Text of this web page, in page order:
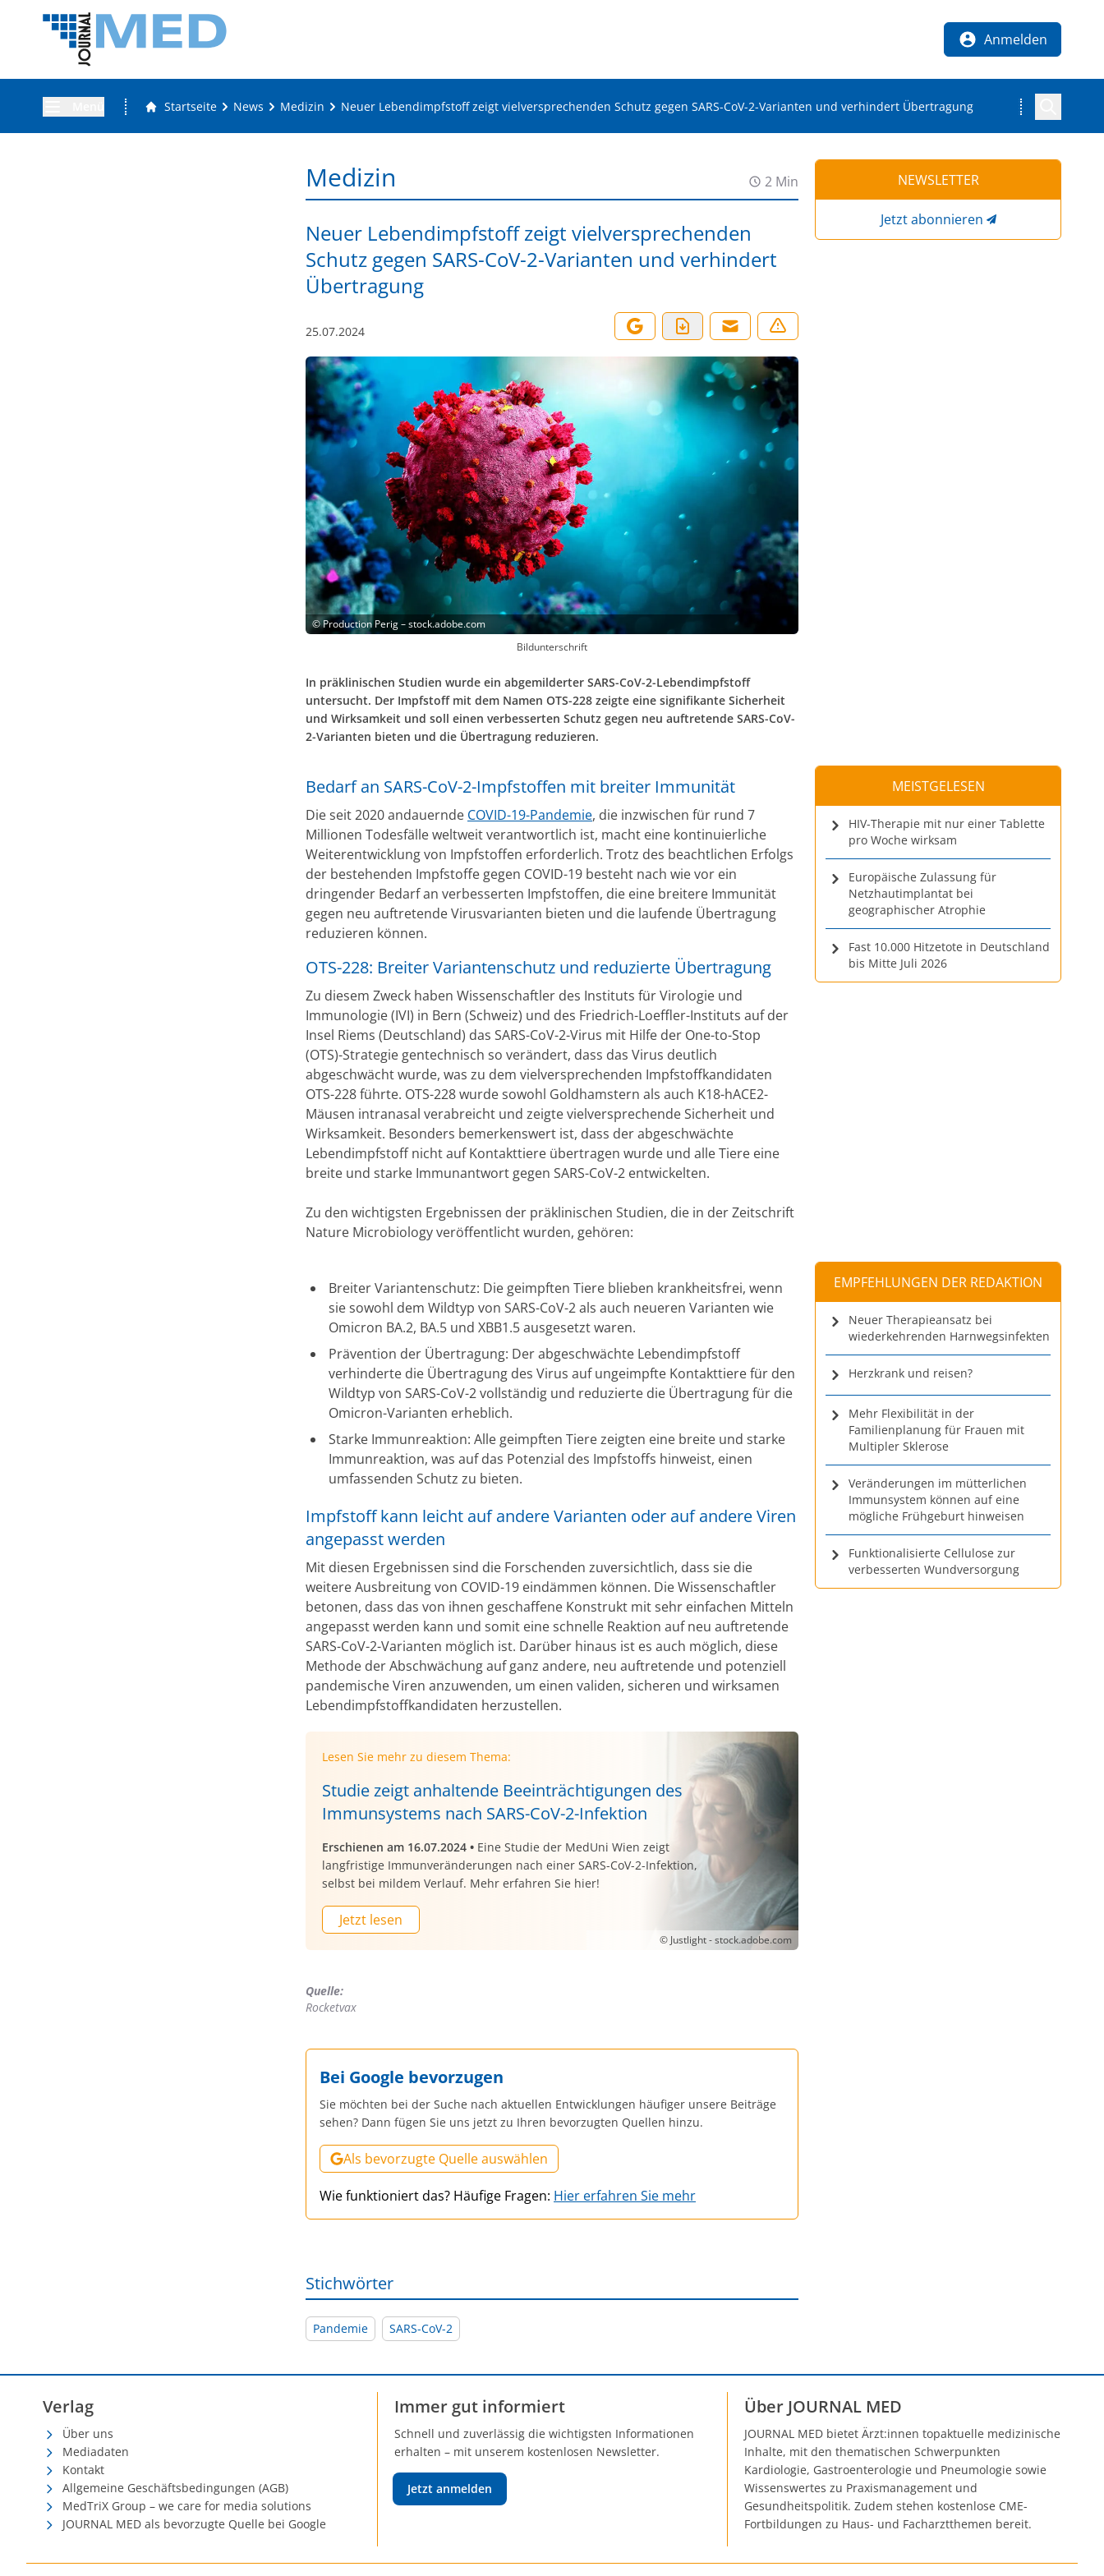
Anmelden
Startseite News Medizin Neuer Lebendimpfstoff zeigt vielversprechenden Schutz gegen SARS-CoV-2-Varianten und verhindert Übertragung
Medizin 2 Min
Neuer Lebendimpfstoff zeigt vielversprechenden
Schutz gegen SARS-CoV-2-Varianten und verhindert
Übertragung
25.07.2024
©Production Perig – stock.adobe.com
Bildunterschrift
In präklinischen Studien wurde ein abgemilderter SARS-CoV-2-Lebendimpfstoff
untersucht. Der Impfstoff mit dem Namen OTS-228 zeigte eine signifikante Sicherheit
und Wirksamkeit und soll einen verbesserten Schutz gegen neu auftretende SARS-CoV-
2-Varianten bieten und die Übertragung reduzieren.
Bedarf an SARS-CoV-2-Impfstoffen mit breiter Immunität
Die seit 2020 andauernde COVID-19-Pandemie, die inzwischen für rund 7
Millionen Todesfälle weltweit verantwortlich ist, macht eine kontinuierliche
Weiterentwicklung von Impfstoffen erforderlich. Trotz des beachtlichen Erfolgs
der bestehenden Impfstoffe gegen COVID-19 besteht nach wie vor ein
dringender Bedarf an verbesserten Impfstoffen, die eine breitere Immunität
gegen neu auftretende Virusvarianten bieten und die laufende Übertragung
reduzieren können.
OTS-228: Breiter Variantenschutz und reduzierte Übertragung
Zu diesem Zweck haben Wissenschaftler des Instituts für Virologie und
Immunologie (IVI) in Bern (Schweiz) und des Friedrich-Loeffler-Instituts auf der
Insel Riems (Deutschland) das SARS-CoV-2-Virus mit Hilfe der One-to-Stop
(OTS)-Strategie gentechnisch so verändert, dass das Virus deutlich
abgeschwächt wurde, was zu dem vielversprechenden Impfstoffkandidaten
OTS-228 führte. OTS-228 wurde sowohl Goldhamstern als auch K18-hACE2-
Mäusen intranasal verabreicht und zeigte vielversprechende Sicherheit und
Wirksamkeit. Besonders bemerkenswert ist, dass der abgeschwächte
Lebendimpfstoff nicht auf Kontakttiere übertragen wurde und alle Tiere eine
breite und starke Immunantwort gegen SARS-CoV-2 entwickelten.
Zu den wichtigsten Ergebnissen der präklinischen Studien, die in der Zeitschrift
Nature Microbiology veröffentlicht wurden, gehören:
Breiter Variantenschutz: Die geimpften Tiere blieben krankheitsfrei, wenn
sie sowohl dem Wildtyp von SARS-CoV-2 als auch neueren Varianten wie
Omicron BA.2, BA.5 und XBB1.5 ausgesetzt waren.
Prävention der Übertragung: Der abgeschwächte Lebendimpfstoff
verhinderte die Übertragung des Virus auf ungeimpfte Kontakttiere für den
Wildtyp von SARS-CoV-2 vollständig und reduzierte die Übertragung für die
Omicron-Varianten erheblich.
Starke Immunreaktion: Alle geimpften Tiere zeigten eine breite und starke
Immunreaktion, was auf das Potenzial des Impfstoffs hinweist, einen
umfassenden Schutz zu bieten.
Impfstoff kann leicht auf andere Varianten oder auf andere Viren
angepasst werden
Mit diesen Ergebnissen sind die Forschenden zuversichtlich, dass sie die
weitere Ausbreitung von COVID-19 eindämmen können. Die Wissenschaftler
betonen, dass das von ihnen geschaffene Konstrukt mit sehr einfachen Mitteln
angepasst werden kann und somit eine schnelle Reaktion auf neu auftretende
SARS-CoV-2-Varianten möglich ist. Darüber hinaus ist es auch möglich, diese
Methode der Abschwächung auf ganz andere, neu auftretende und potenziell
pandemische Viren anzuwenden, um einen validen, sicheren und wirksamen
Lebendimpfstoffkandidaten herzustellen.
Lesen Sie mehr zu diesem Thema:
Studie zeigt anhaltende Beeinträchtigungen des
Immunsystems nach SARS-CoV-2-Infektion
Erschienen am 16.07.2024 • Eine Studie der MedUni Wien zeigt
langfristige Immunveränderungen nach einer SARS-CoV-2-Infektion,
selbst bei mildem Verlauf. Mehr erfahren Sie hier!
Jetzt lesen
© Justlight - stock.adobe.com
Quelle:
Rocketvax
Bei Google bevorzugen
Sie möchten bei der Suche nach aktuellen Entwicklungen häufiger unsere Beiträge
sehen? Dann fügen Sie uns jetzt zu Ihren bevorzugten Quellen hinzu.
Als bevorzugte Quelle auswählen
Wie funktioniert das? Häufige Fragen: Hier erfahren Sie mehr
Stichwörter
Pandemie SARS-CoV-2
NEWSLETTER
Jetzt abonnieren
MEISTGELESEN
HIV-Therapie mit nur einer Tablette
pro Woche wirksam
Europäische Zulassung für
Netzhautimplantat bei
geographischer Atrophie
Fast 10.000 Hitzetote in Deutschland
bis Mitte Juli 2026
EMPFEHLUNGEN DER REDAKTION
Neuer Therapieansatz bei
wiederkehrenden Harnwegsinfekten
Herzkrank und reisen?
Mehr Flexibilität in der
Familienplanung für Frauen mit
Multipler Sklerose
Veränderungen im mütterlichen
Immunsystem können auf eine
mögliche Frühgeburt hinweisen
Funktionalisierte Cellulose zur
verbesserten Wundversorgung
Verlag
Über uns
Mediadaten
Kontakt
Allgemeine Geschäftsbedingungen (AGB)
MedTriX Group – we care for media solutions
JOURNAL MED als bevorzugte Quelle bei Google
Immer gut informiert
Schnell und zuverlässig die wichtigsten Informationen
erhalten – mit unserem kostenlosen Newsletter.
Jetzt anmelden
Über JOURNAL MED
JOURNAL MED bietet Ärzt:innen topaktuelle medizinische
Inhalte, mit den thematischen Schwerpunkten
Kardiologie, Gastroenterologie und Pneumologie sowie
Wissenswertes zu Praxismanagement und
Gesundheitspolitik. Zudem stehen kostenlose CME-
Fortbildungen zu Haus- und Facharztthemen bereit.